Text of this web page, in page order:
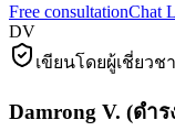
Free consultationChat
DV
เขียนโดยผู้เชี่ยวช
Damrong V. (ดำร